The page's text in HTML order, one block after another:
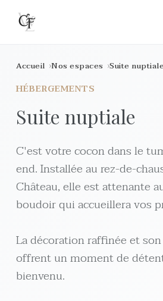
Accueil Nos espaces Suite nuptiale
HÉBERGEMENTS
Suite nuptiale
C'est votre cocon dans le
end. Installée au rez-de-
Château, elle est attenante
boudoir qui accueillera vos
La décoration raffinée et
offrent un moment de
bienvenu.